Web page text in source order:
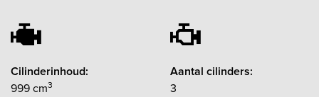
Cilinderinhoud:
999 cm3
Aantal cilinders:
3